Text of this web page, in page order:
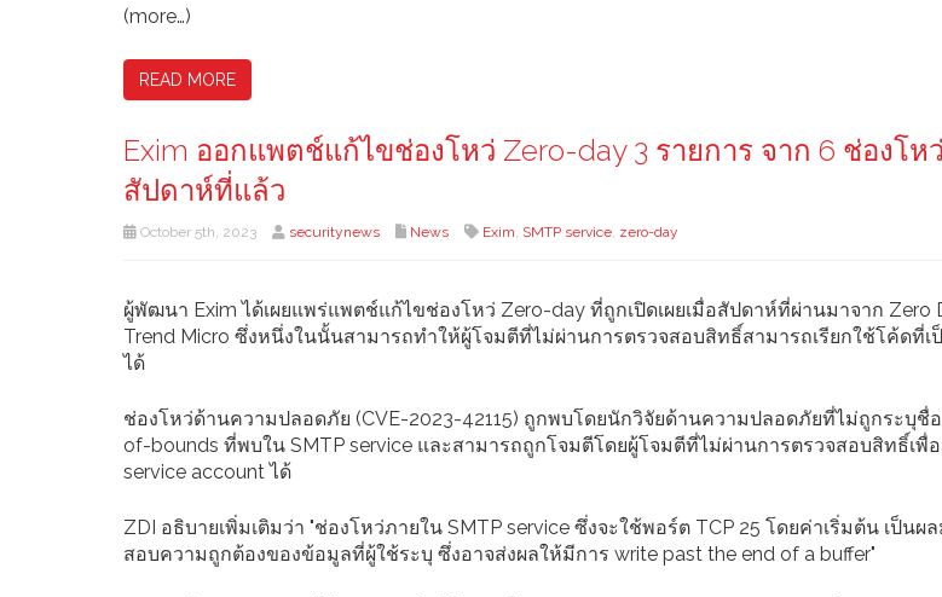
(more…)
READ MORE
Exim ออกแพตช์แก้ไขช่องโหว่ Zero-day 3 รายการ จาก 6 ช่องโห
สัปดาห์ที่แล้ว
October 5th, 2023 securitynews News Exim, SMTP service, zero-day
ผู้พัฒนา Exim ได้เผยแพร่แพตช์แก้ไขช่องโหว่ Zero-day ที่ถูกเปิดเผยเมื่อสัปดาห์ที่ผ่านมาจาก Zero
Trend Micro ซึ่งหนึ่งในนั้นสามารถทำให้ผู้โจมตีที่ไม่ผ่านการตรวจสอบสิทธิ์สามารถเรียกใช้โค้ดที่เ
ได้
ช่องโหว่ด้านความปลอดภัย (CVE-2023-42115) ถูกพบโดยนักวิจัยด้านความปลอดภัยที่ไม่ถูกระบุชื่
of-bounds ที่พบใน SMTP service และสามารถถูกโจมตีโดยผู้โจมตีที่ไม่ผ่านการตรวจสอบสิทธิ์เพื่
service account ได้
ZDI อธิบายเพิ่มเติมว่า "ช่องโหว่ภายใน SMTP service ซึ่งจะใช้พอร์ต TCP 25 โดยค่าเริ่มต้น เป็นผ
สอบความถูกต้องของข้อมูลที่ผู้ใช้ระบุ ซึ่งอาจส่งผลให้มีการ write past the end of a buffer"